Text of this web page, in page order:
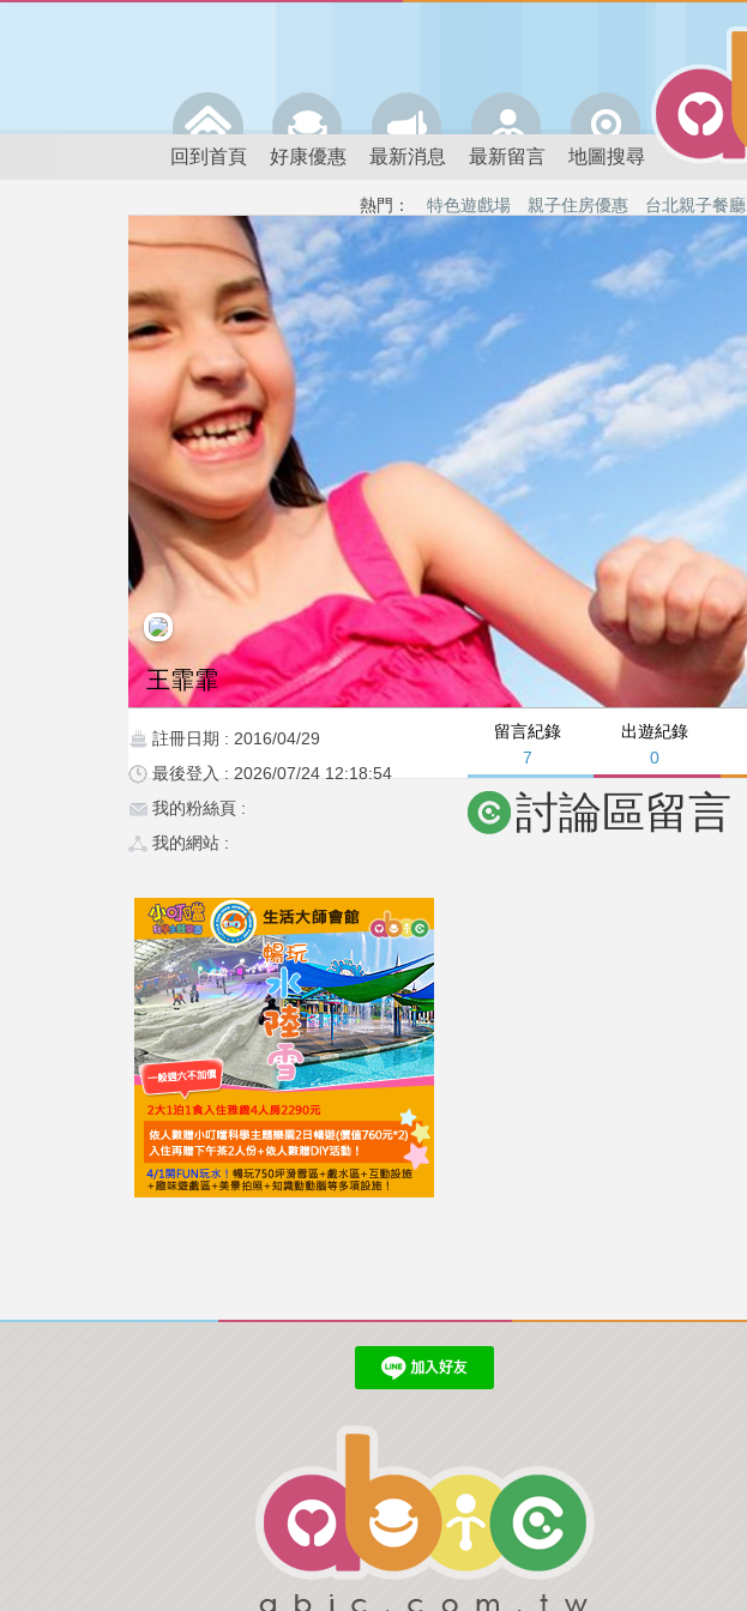
回到首頁 好康優惠 最新消息 最新留言 地圖搜尋
熱門： 特色遊戲場 親子住房優惠 台北親子餐廳
留言紀錄
7
出遊紀錄
0
王霏霏
註冊日期 : 2016/04/29
最後登入 : 2026/07/24 12:18:54
我的粉絲頁 :
我的網站 :
討論區留言